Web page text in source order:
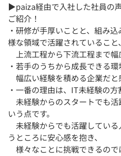
▶paiza経由で入社した社員の
ご紹介！
・研修が手厚いことと、組み
様な領域で活躍されていること、
上流工程から下流工程まで幅
・若手のうちから成長できる環
幅広い経験を積める企業だと
・一番の理由は、IT未経験の方
未経験からのスタートでも
いう点です。
未経験からでも活躍してい
うところに安心感を抱き、
様々なことに挑戦できるので